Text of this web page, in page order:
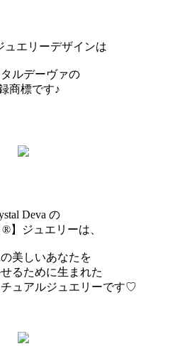
ュエリーデザインは
ルデーヴァの
商標です♪
Deva の
®︎】ジュエリーは、
美しいあなたを
るために生まれた
ュアルジュエリーです♡